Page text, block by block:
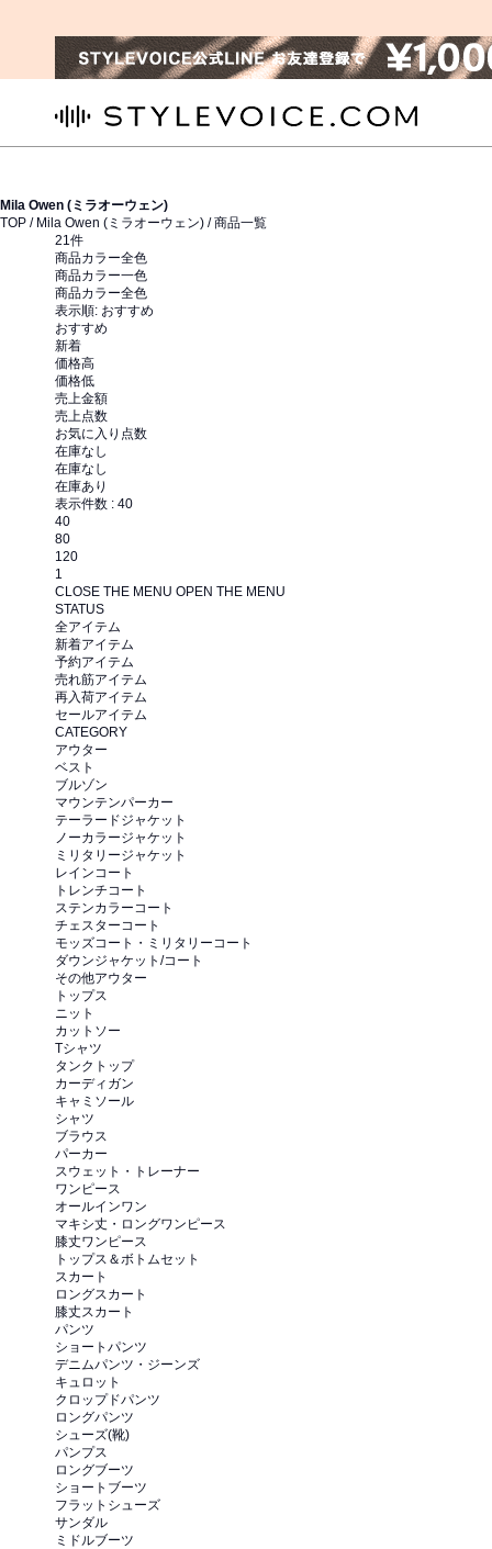
Mila Owen (ミラオーウェン)
TOP / Mila Owen (ミラオーウェン) / 商品一覧
21件
商品カラー全色
商品カラー一色
商品カラー全色
表示順: おすすめ
おすすめ
新着
価格高
価格低
売上金額
売上点数
お気に入り点数
在庫なし
在庫なし
在庫あり
表示件数 : 40
40
80
120
1
CLOSE THE MENU OPEN THE MENU
STATUS
全アイテム
新着アイテム
予約アイテム
売れ筋アイテム
再入荷アイテム
セールアイテム
CATEGORY
アウター
ベスト
ブルゾン
マウンテンパーカー
テーラードジャケット
ノーカラージャケット
ミリタリージャケット
レインコート
トレンチコート
ステンカラーコート
チェスターコート
モッズコート・ミリタリーコート
ダウンジャケット/コート
その他アウター
トップス
ニット
カットソー
Tシャツ
タンクトップ
カーディガン
キャミソール
シャツ
ブラウス
パーカー
スウェット・トレーナー
ワンピース
オールインワン
マキシ丈・ロングワンピース
膝丈ワンピース
トップス＆ボトムセット
スカート
ロングスカート
膝丈スカート
パンツ
ショートパンツ
デニムパンツ・ジーンズ
キュロット
クロップドパンツ
ロングパンツ
シューズ(靴)
パンプス
ロングブーツ
ショートブーツ
フラットシューズ
サンダル
ミドルブーツ